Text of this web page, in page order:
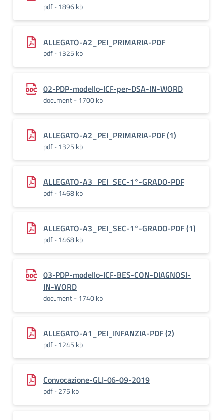
pdf - 1896 kb
ALLEGATO-A2_PEI_PRIMARIA-PDF
pdf - 1325 kb
02-PDP-modello-ICF-per-DSA-IN-WORD
document - 1700 kb
ALLEGATO-A2_PEI_PRIMARIA-PDF (1)
pdf - 1325 kb
ALLEGATO-A3_PEI_SEC-1°-GRADO-PDF
pdf - 1468 kb
ALLEGATO-A3_PEI_SEC-1°-GRADO-PDF (1)
pdf - 1468 kb
03-PDP-modello-ICF-BES-CON-DIAGNOSI-
IN-WORD
document - 1740 kb
ALLEGATO-A1_PEI_INFANZIA-PDF (2)
pdf - 1245 kb
Convocazione-GLI-06-09-2019
pdf - 275 kb